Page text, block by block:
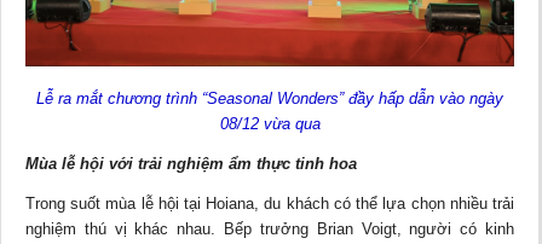
Lễ ra mắt chương trình “Seasonal Wonders”đầy hấp dẫn vào ngày
08/12vừa qua
Mùa lễ hội với trải nghiệm ẩm thực tinh hoa
Trong suốt mùa lễ hội tại Hoiana, du khách có thể lựa chọn nhiều trải
nghiệm thú vị khác nhau. Bếp trưởng Brian Voigt, người có kinh